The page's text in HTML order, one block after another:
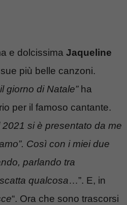
e dolcissima Jaqueline
più belle canzoni.
giorno di Natale”ha
per il famoso cantante.
si è presentato da me
Così con i miei due
parlando tra
qualcosa…”. E, in
“. Ora che sono trascorsi